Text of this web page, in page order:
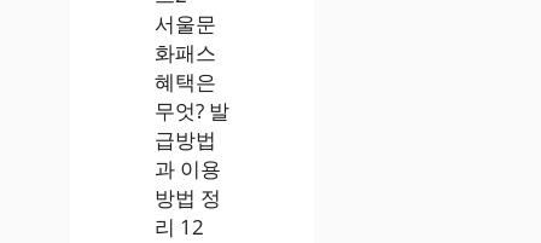
서울문
화패스
혜택은
무엇? 발
급방법
과 이용
방법 정
리 12